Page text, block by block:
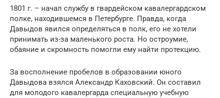
1801 г. – начал службу в гвардейском кавалергардском
полке, находившемся в Петербурге. Правда, когда
Давыдов явился определяться в полк, его не хотели
принимать из-за маленького роста. Но остроумие,
обаяние и скромность помогли ему найти протекцию.
За восполнение пробелов в образовании юного
Давыдова взялся Александр Каховский. Он составил
для молодого кавалергарда специальную учебную